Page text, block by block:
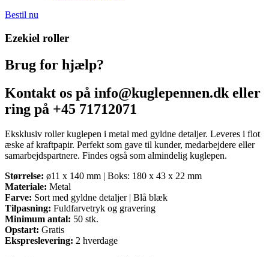
Bestil nu
Ezekiel roller
Brug for hjælp?
Kontakt os på info@kuglepennen.dk eller
ring på +45 71712071
Eksklusiv roller kuglepen i metal med gyldne detaljer. Leveres i flot
æske af kraftpapir. Perfekt som gave til kunder, medarbejdere eller
samarbejdspartnere. Findes også som almindelig kuglepen.
Størrelse: ø11 x 140 mm | Boks: 180 x 43 x 22 mm
Materiale: Metal
Farve: Sort med gyldne detaljer | Blå blæk
Tilpasning: Fuldfarvetryk og gravering
Minimum antal: 50 stk.
Opstart: Gratis
Ekspreslevering: 2 hverdage